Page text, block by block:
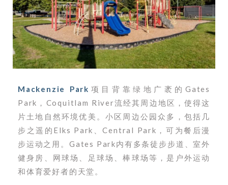
Mackenzie Park 项目背靠绿地广袤的Gates
Park，Coquitlam River流经其周边地区，使得这
片土地自然环境优美。小区周边公园众多，包括几
步之遥的Elks Park、Central Park，可为餐后漫
步运动之用。Gates Park内有多条徒步步道、室外
健身房、网球场、足球场、棒球场等，是户外运动
和体育爱好者的天堂。